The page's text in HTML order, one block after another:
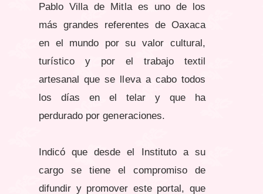
Pablo Villa de Mitla es uno de los
más grandes referentes de Oaxaca
en el mundo por su valor cultural,
turístico y por el trabajo textil
artesanal que se lleva a cabo todos
los días en el telar y que ha
perdurado por generaciones.
Indicó que desde el Instituto a su
cargo se tiene el compromiso de
difundir y promover este portal, que